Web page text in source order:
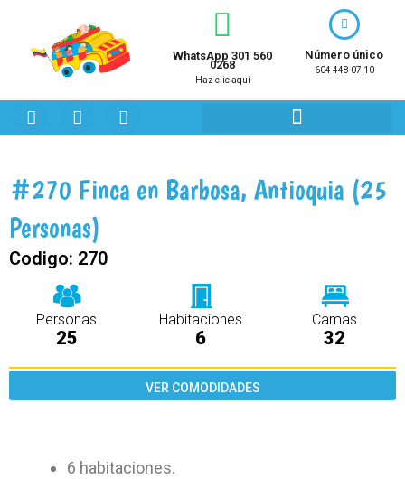
contenido
WhatsApp 301 560
0268
Haz clic aquí
Número único
604 448 07 10
F
a
b
o
k
I
n
a
g
a
m
Y
o
b
#270 Finca en Barbosa, Antioquia (25
Personas)
Codigo: 270
Personas
25
Habitaciones
6
Camas
32
VER COMODIDADES
6 habitaciones.